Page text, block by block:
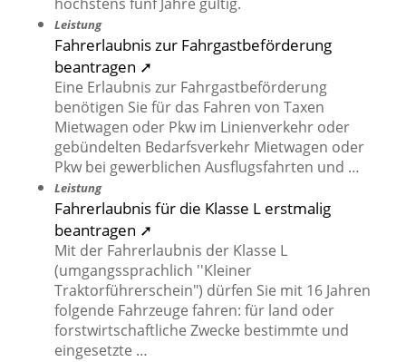
höchstens fünf Jahre gültig.
Leistung
Fahrerlaubnis zur Fahrgastbeförderung
beantragen ➚
Eine Erlaubnis zur Fahrgastbeförderung
benötigen Sie für das Fahren von Taxen
Mietwagen oder Pkw im Linienverkehr oder
gebündelten Bedarfsverkehr Mietwagen oder
Pkw bei gewerblichen Ausflugsfahrten und …
Leistung
Fahrerlaubnis für die Klasse L erstmalig
beantragen ➚
Mit der Fahrerlaubnis der Klasse L
(umgangssprachlich ''Kleiner
Traktorführerschein") dürfen Sie mit 16 Jahren
folgende Fahrzeuge fahren: für land oder
forstwirtschaftliche Zwecke bestimmte und
eingesetzte …